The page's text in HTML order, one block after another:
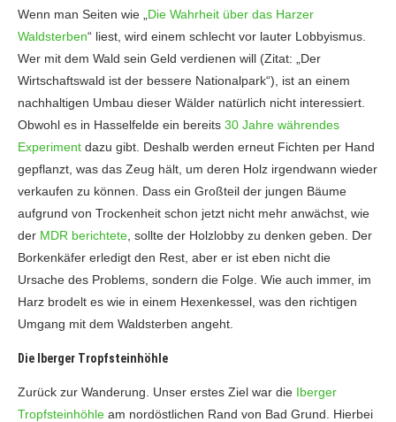
Wenn man Seiten wie „ Die Wahrheit über das Harzer
Waldsterben“ liest, wird einem schlecht vor lauter Lobbyismus.
Wer mit dem Wald sein Geld verdienen will (Zitat: „Der
Wirtschaftswald ist der bessere Nationalpark“), ist an einem
nachhaltigen Umbau dieser Wälder natürlich nicht interessiert.
Obwohl es in Hasselfelde ein bereits 30 Jahre währendes
Experiment dazu gibt. Deshalb werden erneut Fichten per Hand
gepflanzt, was das Zeug hält, um deren Holz irgendwann wieder
verkaufen zu können. Dass ein Großteil der jungen Bäume
aufgrund von Trockenheit schon jetzt nicht mehr anwächst, wie
der MDR berichtete , sollte der Holzlobby zu denken geben. Der
Borkenkäfer erledigt den Rest, aber er ist eben nicht die
Ursache des Problems, sondern die Folge. Wie auch immer, im
Harz brodelt es wie in einem Hexenkessel, was den richtigen
Umgang mit dem Waldsterben angeht.
Die Iberger Tropfsteinhöhle
Zurück zur Wanderung. Unser erstes Ziel war die Iberger
Tropfsteinhöhle am nordöstlichen Rand von Bad Grund. Hierbei